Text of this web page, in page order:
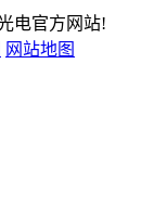
电官方网站!
网站地图